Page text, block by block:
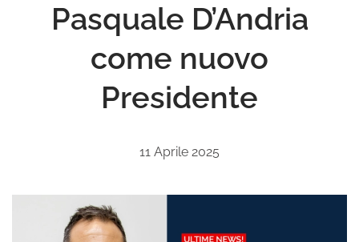
Pasquale D’Andria
come nuovo
Presidente
11 Aprile 2025